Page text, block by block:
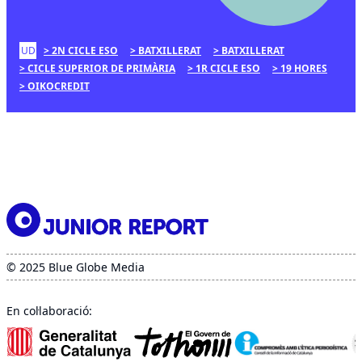
UD 2N CICLE ESO BATXILLERAT
BATXILLERAT
CICLE SUPERIOR DE PRIMÀRIA
1R CICLE ESO
19 HORES
OIKOCREDIT
© 2025 Blue Globe Media
En col·laboració: